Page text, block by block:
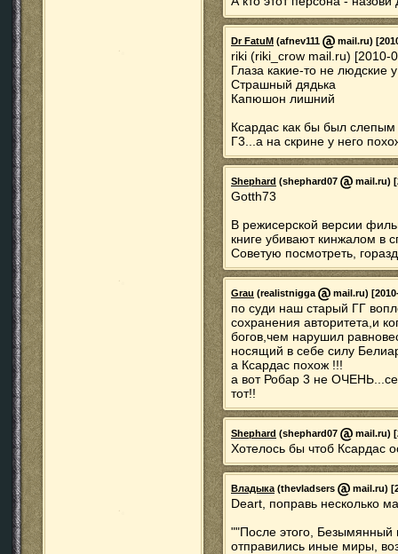
Dr FatuM (afnev111 mail.ru)
riki (riki_crow mail.ru) [2010-
Глаза какие-то не людские
Страшный дядька
Капюшон лишний
Ксардас как бы был
Г3...а на скрине у него
Shephard (shephard07 mail.ru)
Gotth73
В режисерской версии
книге убивают кинжалом в
Советую посмотреть,
Grau (realistnigga mail.ru)
по суди наш старый ГГ
сохранения авторитета,и
богов,чем нарушил
носящий в себе силу
а Ксардас похож !!!
а вот Робар 3 не
тот!!
Shephard (shephard07 mail.ru)
Хотелось бы чтоб Ксардас
Владыка(thevladsers mail.ru)
Deart, поправь несколько
""После этого, Безымянный
отправились иные миры,